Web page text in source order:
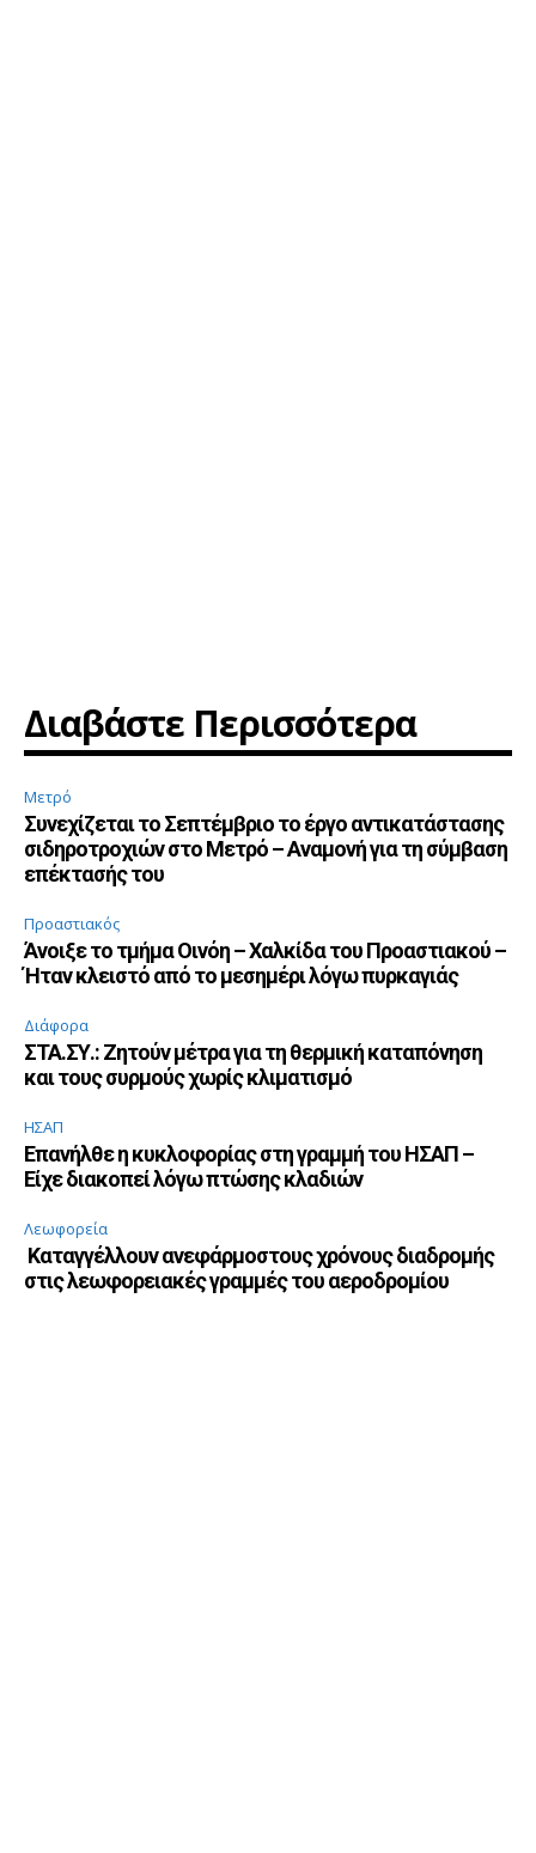
Διαβάστε Περισσότερα
Μετρό
Συνεχίζεται το Σεπτέμβριο το έργο αντικατάστασης
σιδηροτροχιών στο Μετρό – Αναμονή για τη σύμβαση
επέκτασής του
Προαστιακός
Άνοιξε το τμήμα Οινόη – Χαλκίδα του Προαστιακού –
Ήταν κλειστό από το μεσημέρι λόγω πυρκαγιάς
Διάφορα
ΣΤΑ.ΣΥ.: Ζητούν μέτρα για τη θερμική καταπόνηση
και τους συρμούς χωρίς κλιματισμό
ΗΣΑΠ
Επανήλθε η κυκλοφορίας στη γραμμή του ΗΣΑΠ –
Είχε διακοπεί λόγω πτώσης κλαδιών
Λεωφορεία
Καταγγέλλουν ανεφάρμοστους χρόνους διαδρομής
στις λεωφορειακές γραμμές του αεροδρομίου